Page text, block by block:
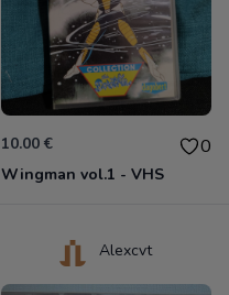
10.00 € 0
Wingman vol.1 - VHS
Alexcvt